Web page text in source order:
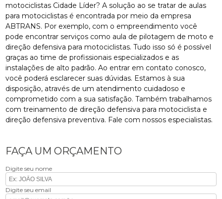
motociclistas Cidade Líder? A solução ao se tratar de aulas
para motociclistas é encontrada por meio da empresa
ABTRANS. Por exemplo, com o empreendimento você
pode encontrar serviços como aula de pilotagem de moto e
direção defensiva para motociclistas. Tudo isso só é possível
graças ao time de profissionais especializados e as
instalações de alto padrão. Ao entrar em contato conosco,
você poderá esclarecer suas dúvidas. Estamos à sua
disposição, através de um atendimento cuidadoso e
comprometido com a sua satisfação. Também trabalhamos
com treinamento de direção defensiva para motociclista e
direção defensiva preventiva. Fale com nossos especialistas.
FAÇA UM ORÇAMENTO
Digite seu nome
Digite seu email